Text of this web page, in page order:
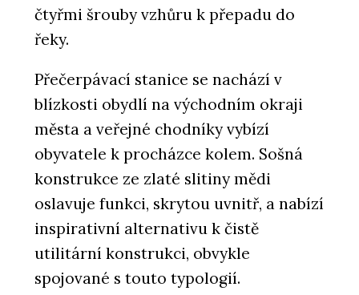
čtyřmi šrouby vzhůru k přepadu do
řeky.
Přečerpávací stanice se nachází v
blízkosti obydlí na východním okraji
města a veřejné chodníky vybízí
obyvatele k procházce kolem. Sošná
konstrukce ze zlaté slitiny mědi
oslavuje funkci, skrytou uvnitř, a nabízí
inspirativní alternativu k čistě
utilitární konstrukci, obvykle
spojované s touto typologií.